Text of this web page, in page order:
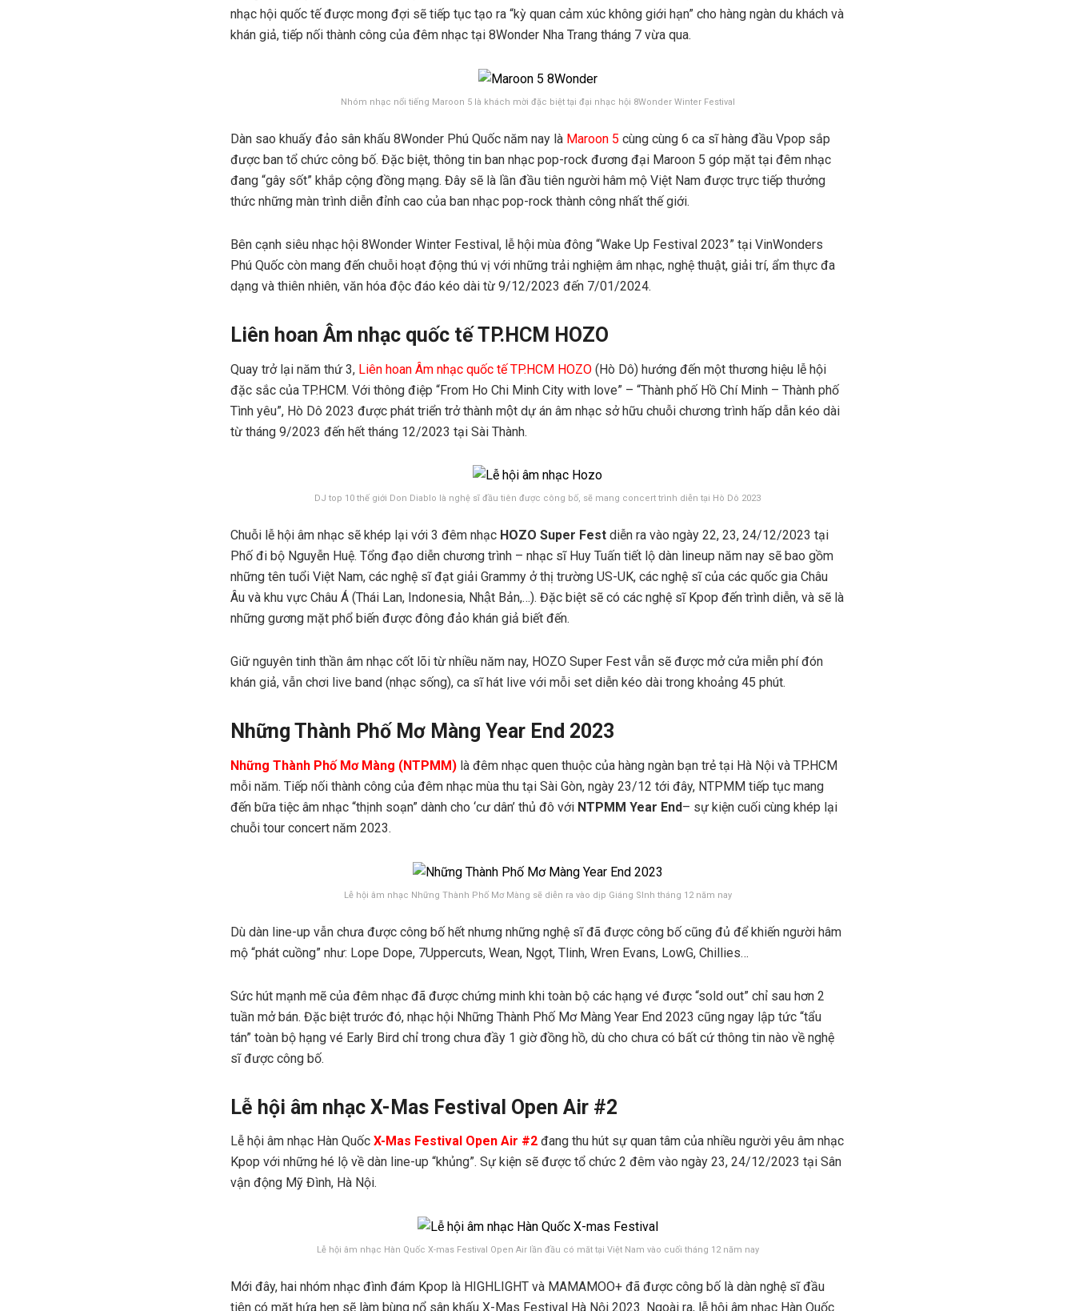
nhạc hội quốc tế được mong đợi sẽ tiếp tục tạo ra “kỳ quan cảm xúc không giới hạn” cho hàng ngàn du khách và
khán giả, tiếp nối thành công của đêm nhạc tại 8Wonder Nha Trang tháng 7 vừa qua.
Nhóm nhạc nổi tiếng Maroon 5 là khách mời đặc biệt tại đại nhạc hội 8Wonder Winter Festival
Dàn sao khuấy đảo sân khấu 8Wonder Phú Quốc năm nay là Maroon 5 cùng cùng 6 ca sĩ hàng đầu Vpop sắp
được ban tổ chức công bố. Đặc biệt, thông tin ban nhạc pop-rock đương đại Maroon 5 góp mặt tại đêm nhạc
đang “gây sốt” khắp cộng đồng mạng. Đây sẽ là lần đầu tiên người hâm mộ Việt Nam được trực tiếp thưởng
thức những màn trình diễn đỉnh cao của ban nhạc pop-rock thành công nhất thế giới.
Bên cạnh siêu nhạc hội 8Wonder Winter Festival, lễ hội mùa đông “Wake Up Festival 2023” tại VinWonders
Phú Quốc còn mang đến chuỗi hoạt động thú vị với những trải nghiệm âm nhạc, nghệ thuật, giải trí, ẩm thực đa
dạng và thiên nhiên, văn hóa độc đáo kéo dài từ 9/12/2023 đến 7/01/2024.
Liên hoan Âm nhạc quốc tế TP.HCM HOZO
Quay trở lại năm thứ 3, Liên hoan Âm nhạc quốc tế TP.HCM HOZO (Hò Dô) hướng đến một thương hiệu lễ hội
đặc sắc của TP.HCM. Với thông điệp “From Ho Chi Minh City with love” – “Thành phố Hồ Chí Minh – Thành phố
Tình yêu”, Hò Dô 2023 được phát triển trở thành một dự án âm nhạc sở hữu chuỗi chương trình hấp dẫn kéo dài
từ tháng 9/2023 đến hết tháng 12/2023 tại Sài Thành.
DJ top 10 thế giới Don Diablo là nghệ sĩ đầu tiên được công bố, sẽ mang concert trình diễn tại Hò Dô 2023
Chuỗi lễ hội âm nhạc sẽ khép lại với 3 đêm nhạc HOZO Super Fest diễn ra vào ngày 22, 23, 24/12/2023 tại
Phố đi bộ Nguyễn Huệ. Tổng đạo diễn chương trình – nhạc sĩ Huy Tuấn tiết lộ dàn lineup năm nay sẽ bao gồm
những tên tuổi Việt Nam, các nghệ sĩ đạt giải Grammy ở thị trường US-UK, các nghệ sĩ của các quốc gia Châu
Âu và khu vực Châu Á (Thái Lan, Indonesia, Nhật Bản,…). Đặc biệt sẽ có các nghệ sĩ Kpop đến trình diễn, và sẽ là
những gương mặt phổ biến được đông đảo khán giả biết đến.
Giữ nguyên tinh thần âm nhạc cốt lõi từ nhiều năm nay, HOZO Super Fest vẫn sẽ được mở cửa miễn phí đón
khán giả, vẫn chơi live band (nhạc sống), ca sĩ hát live với mỗi set diễn kéo dài trong khoảng 45 phút.
Những Thành Phố Mơ Màng Year End 2023
Những Thành Phố Mơ Màng (NTPMM) là đêm nhạc quen thuộc của hàng ngàn bạn trẻ tại Hà Nội và TP.HCM
mỗi năm. Tiếp nối thành công của đêm nhạc mùa thu tại Sài Gòn, ngày 23/12 tới đây, NTPMM tiếp tục mang
đến bữa tiệc âm nhạc “thịnh soạn” dành cho ‘cư dân’ thủ đô với NTPMM Year End– sự kiện cuối cùng khép lại
chuỗi tour concert năm 2023.
Lễ hội âm nhạc Những Thành Phố Mơ Màng sẽ diễn ra vào dịp Giáng SInh tháng 12 năm nay
Dù dàn line-up vẫn chưa được công bố hết nhưng những nghệ sĩ đã được công bố cũng đủ để khiến người hâm
mộ “phát cuồng” như: Lope Dope, 7Uppercuts, Wean, Ngọt, Tlinh, Wren Evans, LowG, Chillies…
Sức hút mạnh mẽ của đêm nhạc đã được chứng minh khi toàn bộ các hạng vé được “sold out” chỉ sau hơn 2
tuần mở bán. Đặc biệt trước đó, nhạc hội Những Thành Phố Mơ Màng Year End 2023 cũng ngay lập tức “tẩu
tán” toàn bộ hạng vé Early Bird chỉ trong chưa đầy 1 giờ đồng hồ, dù cho chưa có bất cứ thông tin nào về nghệ
sĩ được công bố.
Lễ hội âm nhạc X-Mas Festival Open Air #2
Lễ hội âm nhạc Hàn Quốc X-Mas Festival Open Air #2 đang thu hút sự quan tâm của nhiều người yêu âm nhạc
Kpop với những hé lộ về dàn line-up “khủng”. Sự kiện sẽ được tổ chức 2 đêm vào ngày 23, 24/12/2023 tại Sân
vận động Mỹ Đình, Hà Nội.
Lễ hội âm nhạc Hàn Quốc X-mas Festival Open Air lần đầu có măt tại Việt Nam vào cuối tháng 12 năm nay
Mới đây, hai nhóm nhạc đình đám Kpop là HIGHLIGHT và MAMAMOO+ đã được công bố là dàn nghệ sĩ đầu
tiên có mặt hứa hẹn sẽ làm bùng nổ sân khấu X-Mas Festival Hà Nội 2023. Ngoài ra, lễ hội âm nhạc Hàn Quốc